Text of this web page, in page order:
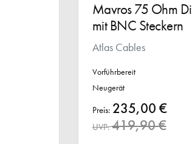
Mavros 75 Ohm
mit BNC Steckern
Atlas Cables
Vorführbereit
Neugerät
Preis: 235,00 €
UVP: 419,90 €